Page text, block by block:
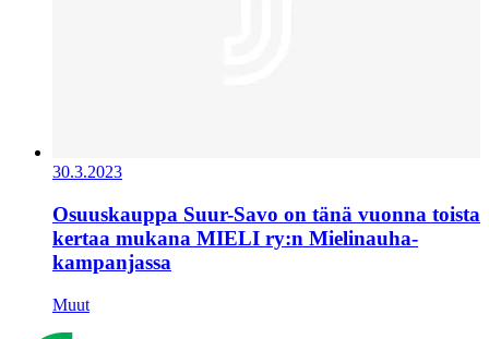
30.3.2023
Osuuskauppa Suur-Savo on tänä vuonna toista
kertaa mukana MIELI ry:n Mielinauha-
kampanjassa
Muut